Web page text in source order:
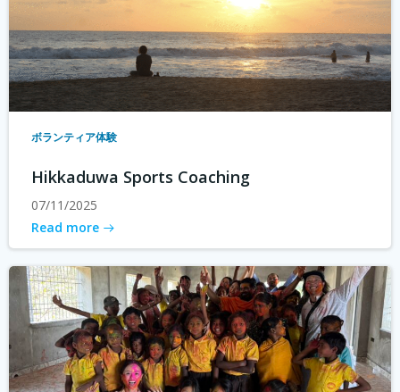
ボランティア体験
Hikkaduwa Sports Coaching
07/11/2025
Read more